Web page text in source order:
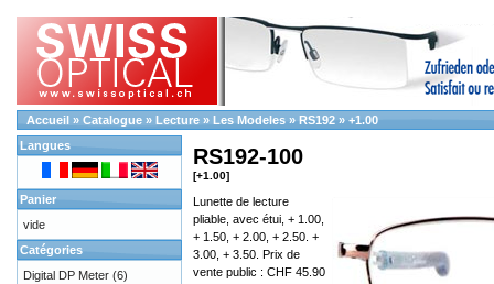
Accueil » Catalogue » Lecture » Les Modeles » RS192 » +1.00
RS192-100
[+1.00]
Lunette de lecture
pliable, avec étui, + 1.00,
+ 1.50, + 2.00, + 2.50. +
3.00, + 3.50. Prix de
vente public : CHF 45.90
Langues
Panier
vide
Catégories
Digital DP Meter (6)